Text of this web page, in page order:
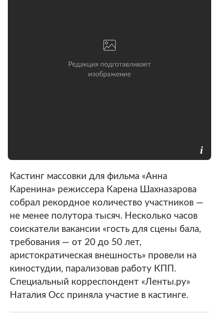
Кастинг массовки для фильма «Анна
Каренина» режиссера Карена Шахназарова
собрал рекордное количество участников —
не менее полутора тысяч. Несколько часов
соискатели вакансии «гость для сцены бала,
требования — от 20 до 50 лет,
аристократическая внешность» провели на
киностудии, парализовав работу КПП.
Специальный корреспондент «Ленты.ру»
Наталия Осс приняла участие в кастинге.